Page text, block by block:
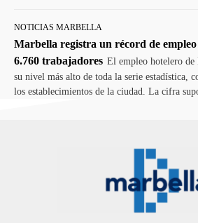
NOTICIAS MARBELLA
Marbella registra un récord de
6.760 trabajadores El empleo hotelero
su nivel más alto de toda la serie estadística,
los establecimientos de la ciudad. La cifra